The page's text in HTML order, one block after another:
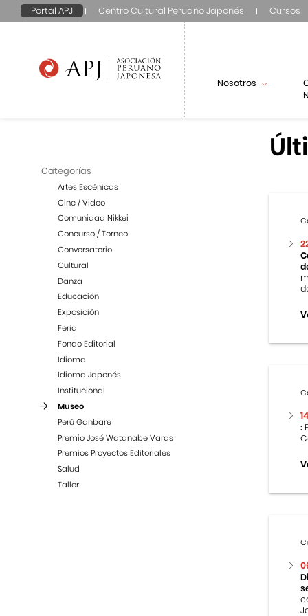
Portal APJ Centro Cultural Peruano Japonés Cursos
Nosotros
Categorías
Artes Escénicas
Cine / Video
Comunidad Nikkei
Concurso / Torneo
Conversatorio
Cultural
Danza
Educación
Exposición
Feria
Fondo Editorial
Idioma
Idioma Japonés
Institucional
Museo
Perú Ganbare
Premio José Watanabe Varas
Premios Proyectos Editoriales
Salud
Taller
: